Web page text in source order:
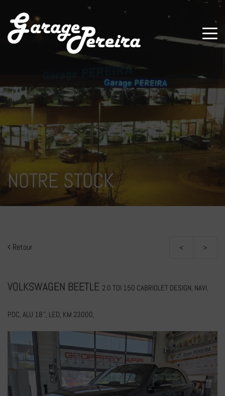
NOTRE STOCK
Retour < >
VOLKSWAGEN BEETLE 2.0 TDI 150 CABRIOLET DESIGN, NAVI,
PDC, ALU 18'', LED, KM 23000,
Paramètres avancés des cookies